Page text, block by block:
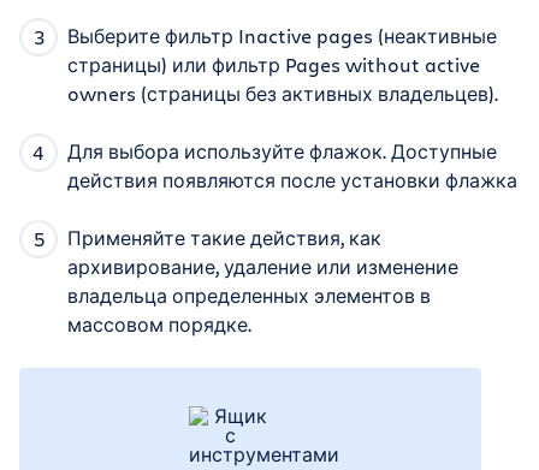
Выберите фильтр Inactive pages (неактивные
страницы) или фильтр Pages without active
owners (страницы без активных владельцев).
Для выбора используйте флажок. Доступные
действия появляются после установки флажка
Применяйте такие действия, как
архивирование, удаление или изменение
владельца определенных элементов в
массовом порядке.